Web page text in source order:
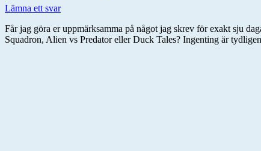
Lämna ett svar
Får jag göra er uppmärksamma på något jag skrev för exakt sju
Squadron, Alien vs Predator eller Duck Tales? Ingenting är